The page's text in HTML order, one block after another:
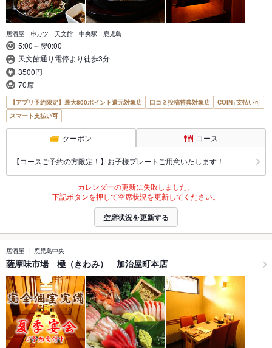
居酒屋 串カツ 天文館 中央駅 鹿児島
5:00～翌0:00
天文館通り電停より徒歩3分
3500円
70席
【アプリ予約限定】最大800ポイント還元対象店 口コミ投稿特典対象店
COIN+支払い可
スマート支払い可
クーポン コース
【コースご予約の方限定！】お子様プレートご用意いたします！
カレンダーの更新に失敗しました。
下記ボタンを押して空席状況を更新してください。
空席状況を更新する
居酒屋 鹿児島中央
薩摩味市場 極（きわみ） 加治屋町本店